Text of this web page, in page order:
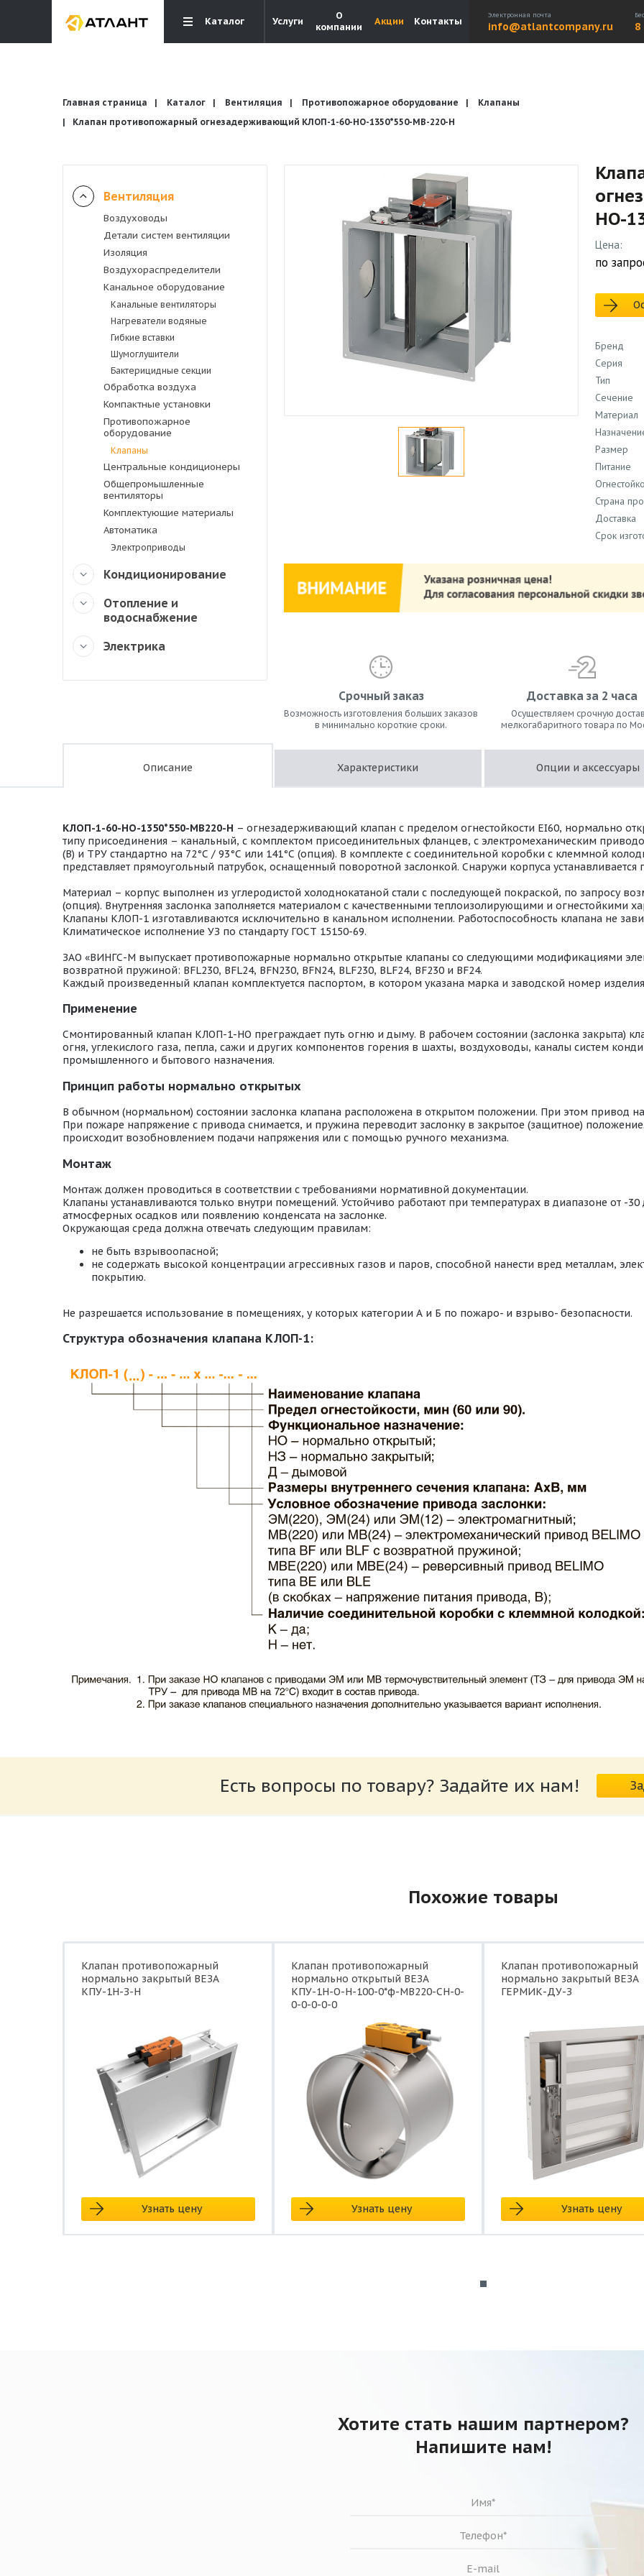
Каталог Услуги
О
компании
Акции Контакты
Электронная почта
info@atlantcompany.ru 8
Акции
Кондиционирование
Отопление и водоснабжение
Электрика
Главная страница Каталог Вентиляция Противопожарное оборудование
Клапаны
Клапан противопожарный огнезадерживающий КЛОП-1-60-НО-1350*550-МВ-220-H
Вентиляция
Воздуховоды
Детали систем вентиляции
Изоляция
Воздухораспределители
Канальное оборудование
Канальные вентиляторы
Нагреватели водяные
Гибкие вставки
Шумоглушители
Бактерицидные секции
Обработка воздуха
Компактные установки
Противопожарное
оборудование
Клапаны
Центральные кондиционеры
Общепромышленные
вентиляторы
Комплектующие материалы
Автоматика
Электроприводы
Кондиционирование
Отопление и
водоснабжение
Электрика
НО-
Цена:
по
Бренд
Серия
Тип
Сечение
Материал
Размер
Питание
Страна
Доставка
Срок
Срочный заказ
Возможность изготовления больших заказов
в минимально короткие сроки.
Доставка за 2 часа
Осуществляем срочную
мелкогабаритного товара по
Описание Характеристики Опции и аксессуары
КЛОП-1-60-НО-1350*550-МВ220-H – огнезадерживающий клапан с пределом огнестойкости EI60, нормально
типу присоединения – канальный, с комплектом присоединительных фланцев, с электромеханическим
(В) и ТРУ стандартно на 72°С / 93°С или 141°С (опция). В комплекте с соединительной коробки с клеммной
представляет прямоугольный патрубок, оснащенный поворотной заслонкой. Снаружи корпуса
Материал – корпус выполнен из углеродистой холоднокатаной стали с последующей покраской, по запросу
(опция). Внутренняя заслонка заполняется материалом с качественными теплоизолирующими и огнестойкими
Клапаны КЛОП-1 изготавливаются исключительно в канальном исполнении. Работоспособность клапана не
Климатическое исполнение УЗ по стандарту ГОСТ 15150-69.
ЗАО «ВИНГС-М выпускает противопожарные нормально открытые клапаны со следующими модификациями
возвратной пружиной: BFL230, BFL24, BFN230, BFN24, BLF230, BLF24, BF230 и BF24.
Каждый произведенный клапан комплектуется паспортом, в котором указана марка и заводской номер изделия
Применение
Смонтированный клапан КЛОП-1-НО преграждает путь огню и дыму. В рабочем состоянии (заслонка закрыта)
огня, углекислого газа, пепла, сажи и других компонентов горения в шахты, воздуховоды, каналы систем
промышленного и бытового назначения.
Принцип работы нормально открытых
В обычном (нормальном) состоянии заслонка клапана расположена в открытом положении. При этом привод
При пожаре напряжение с привода снимается, и пружина переводит заслонку в закрытое (защитное)
происходит возобновлением подачи напряжения или с помощью ручного механизма.
Монтаж
Монтаж должен проводиться в соответствии с требованиями нормативной документации.
Клапаны устанавливаются только внутри помещений. Устойчиво работают при температурах в диапазоне от -
атмосферных осадков или появлению конденсата на заслонке.
Окружающая среда должна отвечать следующим правилам:
не быть взрывоопасной;
не содержать высокой концентрации агрессивных газов и паров, способной нанести вред металлам,
покрытию.
Не разрешается использование в помещениях, у которых категории А и Б по пожаро- и взрыво- безопасности.
Структура обозначения клапана КЛОП-1:
Размер: 503.71 Кб
Характеристики и схемы подключения приводов КЛОП-1.pdf
Есть вопросы по товару? Задайте их нам!
Похожие товары
Клапан противопожарный
нормально закрытый ВЕЗА
КПУ-1Н-З-Н
Узнать цену
Клапан противопожарный
нормально открытый ВЕЗА
КПУ-1Н-О-Н-100-0*ф-МВ220-СН-0-
0-0-0-0-0
Узнать цену
Клапан противопожарный
нормально закрытый ВЕЗА
ГЕРМИК-ДУ-З
Узнать цену
Хотите стать нашим партнером?
Напишите нам!